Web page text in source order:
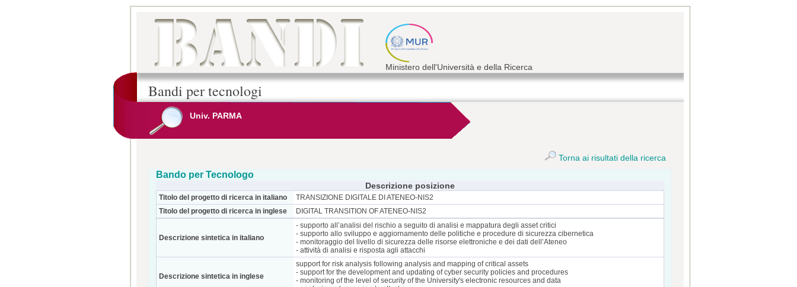
Ministero dell'Università e della Ricerca
Bandi per tecnologi
Univ. PARMA
Torna ai risultati della ricerca
Bando per Tecnologo
Descrizione posizione
Titolo del progetto di ricerca in italiano
TRANSIZIONE DIGITALE DI ATENEO-NIS2
Titolo del progetto di ricerca in inglese
DIGITAL TRANSITION OF ATENEO-NIS2
Descrizione sintetica in italiano
- supporto all’analisi del rischio a seguito di analisi e mappatura degli asset critici
- supporto allo sviluppo e aggiornamento delle politiche e procedure di sicurezza cibernetica
- monitoraggio del livello di sicurezza delle risorse elettroniche e dei dati dell’Ateneo
- attività di analisi e risposta agli attacchi
Descrizione sintetica in inglese
support for risk analysis following analysis and mapping of critical assets
- support for the development and updating of cyber security policies and procedures
- monitoring of the level of security of the University's electronic resources and data